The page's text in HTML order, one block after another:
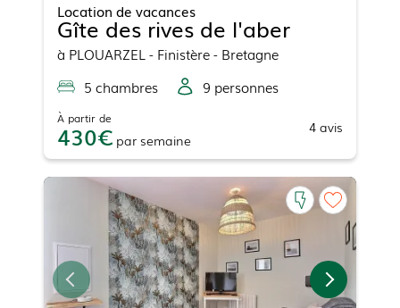
Location de vacances
Gîte des rives de l'aber
à PLOUARZEL - Finistère - Bretagne
5 chambres 9 personnes
À partir de
430 par semaine
4 avis